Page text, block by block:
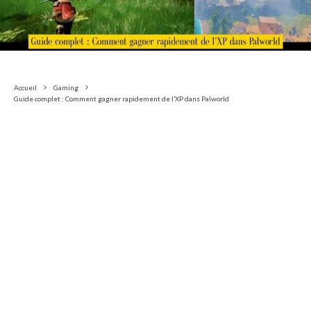
Accueil
Gaming
Guide complet : Comment gagner rapidement de l’XP dans Palworld